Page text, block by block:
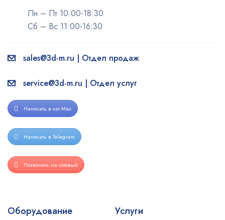
Пн – Пт 10:00-18:30
Сб – Вс 11:00-16:30
sales@3d-m.ru | Отдел продаж
service@3d-m.ru | Отдел услуг
Написать в чат Max
Написать в Telegram
Позвонить на сотовый
Оборудование Услуги